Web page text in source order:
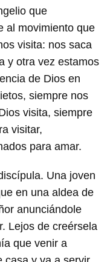
que
al movimiento que
visita: nos saca
y otra vez estamos
de Dios en
siempre nos
visita, siempre
visitar,
para amar.
Una joven
en una aldea de
anunciándole
Lejos de creérsela
que venir a